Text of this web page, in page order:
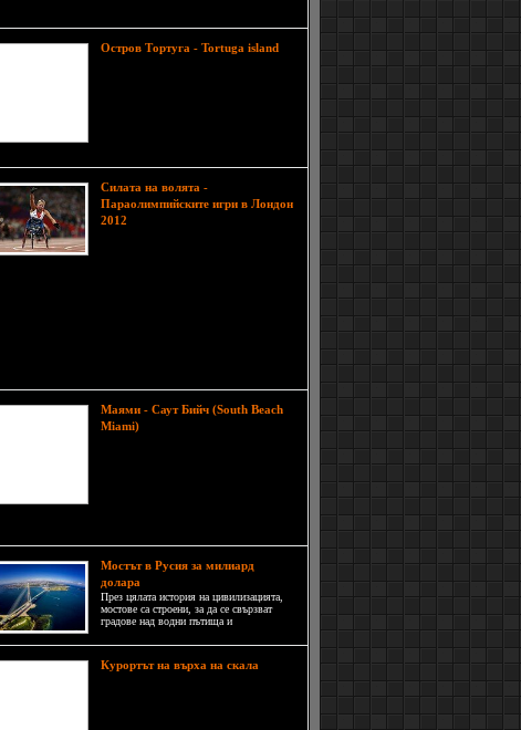
Остров Тортуга - Tortuga island
Силата на волята -
Параолимпийските игри в Лондон
2012
Маями - Саут Бийч (South Beach
Miami)Саут Бийч в Маями е
Мостът в Русия за милиард
долара
През цялата история на цивилизацията,
мостове са строени, за да се свързват
градове над водни пътища и
търговията и империите да могат да
Курортът на върха на скала